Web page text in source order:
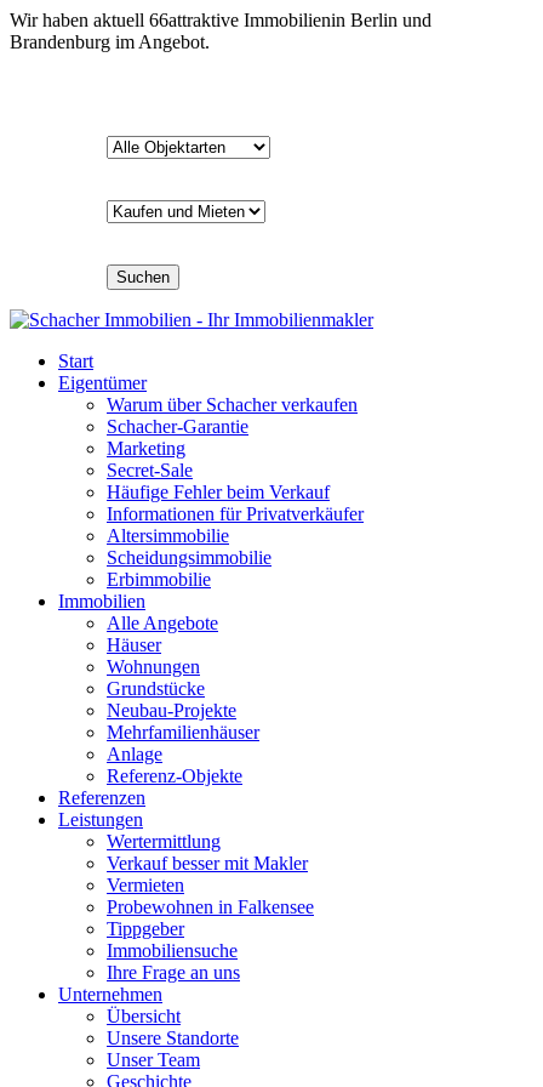
Wir haben aktuell 66attraktive Immobilienin Berlin und
Brandenburg im Angebot.
Suchen
Start
Eigentümer
Warum über Schacher verkaufen
Schacher-Garantie
Marketing
Secret-Sale
Häufige Fehler beim Verkauf
Informationen für Privatverkäufer
Altersimmobilie
Scheidungsimmobilie
Erbimmobilie
Immobilien
Alle Angebote
Häuser
Wohnungen
Grundstücke
Neubau-Projekte
Mehrfamilienhäuser
Anlage
Referenz-Objekte
Referenzen
Leistungen
Wertermittlung
Verkauf besser mit Makler
Vermieten
Probewohnen in Falkensee
Tippgeber
Immobiliensuche
Ihre Frage an uns
Unternehmen
Übersicht
Unsere Standorte
Unser Team
Geschichte